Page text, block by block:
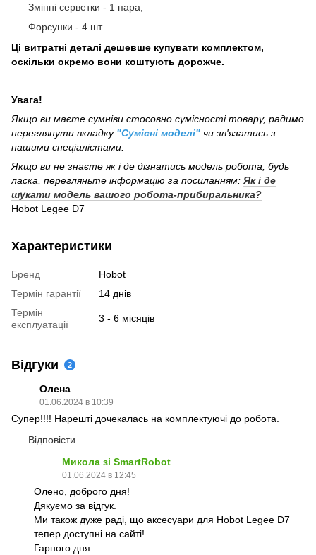
Змінні серветки - 1 пара;
Форсунки - 4 шт.
Ці витратні деталі дешевше купувати комплектом,
оскільки окремо вони коштують дорожче.
Увага!
Якщо ви маєте сумніви стосовно сумісності товару, радимо
переглянути вкладку "Сумісні моделі" чи зв'язатись з
нашими спеціалістами.
Якщо ви не знаєте як і де дізнатись модель робота, будь
ласка, перегляньте інформацію за посиланням: Як і де
шукати модель вашого робота-прибиральника?
Hobot Legee D7
Характеристики
Бренд
Hobot
Термін гарантії
14 днів
Термін
експлуатації
3 - 6 місяців
Відгуки 2
Олена
01.06.2024 в 10:39
Супер!!!! Нарешті дочекалась на комплектуючі до робота.
Відповісти
Микола зі SmartRobot
01.06.2024 в 12:45
Олено, доброго дня!
Дякуємо за відгук.
Ми також дуже раді, що аксесуари для Hobot Legee D7
тепер доступні на сайті!
Гарного дня.